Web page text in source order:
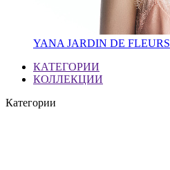
YANA JARDIN DE FLEURS
КАТЕГОРИИ
КОЛЛЕКЦИИ
Категории